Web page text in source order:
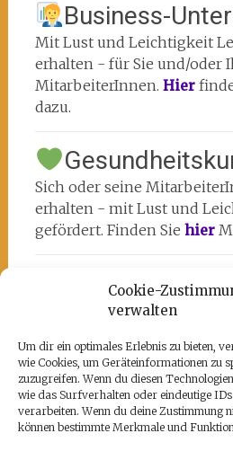
Cookie-
verwalten
Um dir ein optimales Erlebnis zu bieten,
wie Cookies, um Geräteinformationen zu
zuzugreifen. Wenn du diesen
wie das Surfverhalten oder eindeutige
verarbeiten. Wenn du deine Zustimmung
können bestimmte Merkmale und
Business-
Mit Lust und Leichtigkeit
erhalten - für Sie und/oder
MitarbeiterInnen. Hier
dazu.
Sich oder seine
erhalten - mit Lust und
gefördert. Finden Sie hier
Unsere Partner
Hier befindet sich das
künstlerische ♥️von